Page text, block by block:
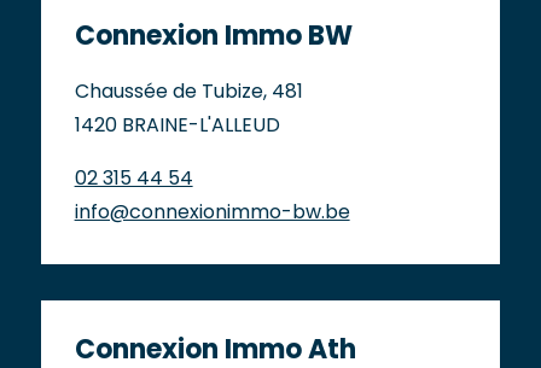
Connexion Immo BW
Chaussée de Tubize, 481
1420 BRAINE-L'ALLEUD
02 315 44 54
info@connexionimmo-bw.be
Connexion Immo Ath